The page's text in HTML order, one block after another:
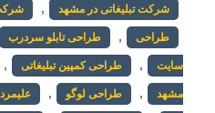
شرکت تبلیغاتی در مشهد ,
طراحی , طراحی تابلو سردرب
سایت , طراحی کمپین تبلیغاتی ,
مشهد , طراحی لوگو ,